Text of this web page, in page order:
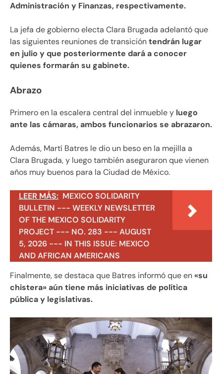
Administración y Finanzas, respectivamente.
La jefa de gobierno electa Clara Brugada adelantó que
las siguientes reuniones de transicióntendrán lugar
en julio y que posteriormente dará a conocer
quienes formarán su gabinete.
Abrazo
Primero en la escalera central del inmueble y luego
ante las cámaras, ambos funcionarios se abrazaron.
Además, Martí Batres le dio un beso en la mejilla a
Clara Brugada, y luego también aseguraron que vienen
años muy buenos para la Ciudad de México.
LEER MÁS: MEXICO SOLIDARITY
BULLETIN --- WEEKLY NEWSLETTER
OF THE MEXICO SOLIDARITY
PROJECT --- NO. 283 --- AUGUST
5, 2026 --- IN THIS ISSUE: MEXICO
AND AFRICAN AMERICANS
Finalmente, se destaca que Batres informó que en«su
chistera» aún tiene más iniciativas de política
pública y legislativas.